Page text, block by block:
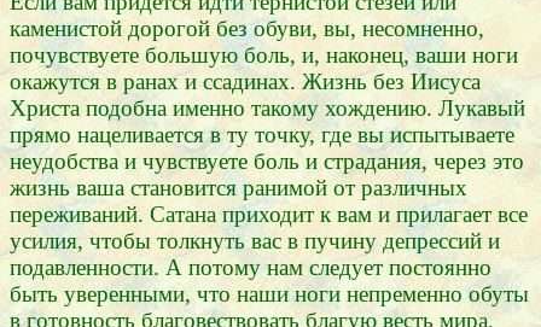
каменистой дорогой без обуви, вы, несомненно,
почувствуете большую боль, и, наконец, ваши ноги
окажутся в ранах и ссадинах. Жизнь без Иисуса
Христа подобна именно такому хождению. Лукавый
прямо нацеливается в ту точку, где вы испытываете
неудобства и чувствуете боль и страдания, через это
жизнь ваша становится ранимой от различных
переживаний. Сатана приходит к вам и прилагает все
усилия, чтобы толкнуть вас в пучину депрессий и
подавленности. А потому нам следует постоянно
быть уверенными, что наши ноги непременно обуты
в готовность благовествовать благую весть мира,